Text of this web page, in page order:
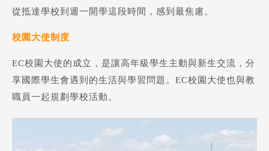
從抵達學校到週一開學這段時間，感到最焦慮。
校園大使制度
EC校園大使的成立，是讓高年級學生主動與新生交流，分
享國際學生會遇到的生活與學習問題。EC校園大使也與教
職員一起規劃學校活動。